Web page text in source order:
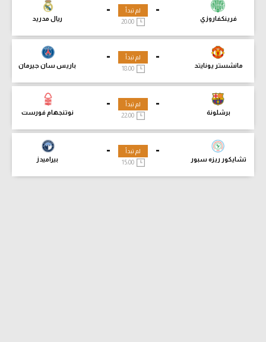
-
فرينكفاروزي
-
ريال مدريد
لم تبدأ
-
مانشستر يونايتد
-
باريس سان جيرمان
لم تبدأ
18:00
-
برشلونة
-
نوتنجهام فورست
لم تبدأ
-
تشايكور ريزه سبور
-
بيراميدز
لم تبدأ
15:00